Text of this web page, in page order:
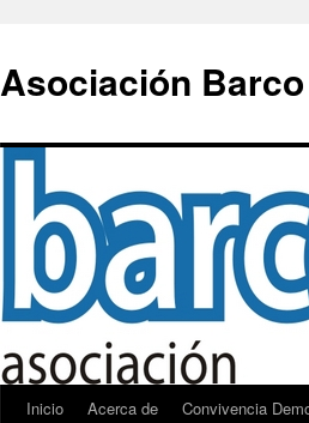
contenido
Asociación
Inicio Acerca de Convivencia